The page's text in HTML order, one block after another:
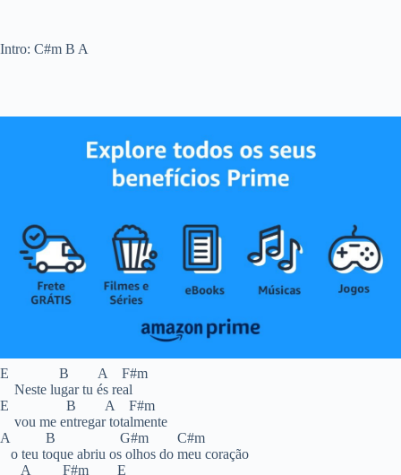
Intro: C#m B A
E B A F#m
Neste lugar tu és real
E B A F#m
vou me entregar totalmente
A B G#m C#m
o teu toque abriu os olhos do meu coração
A F#m E